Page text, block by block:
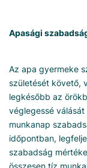
Apasági
Az apa gyermeke
születését követő,
legkésőbb az
véglegessé
munkanap
időpontban,
szabadság
összesen tíz